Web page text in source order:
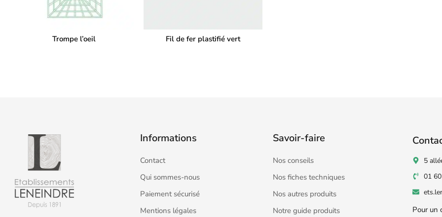
Trompe l’oeil Fil de fer plastifié vert
Informations
Contact
Qui sommes-nous
Paiement sécurisé
Mentions légales
Savoir-faire
Nos conseils
Nos fiches techniques
Nos autres produits
Notre guide produits
5
01
Pour un